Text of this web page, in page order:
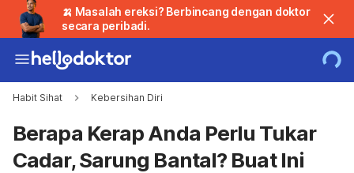
🍌 Masalah ereksi? Berbincang dengan doktor
secara peribadi.
Habit Sihat Kebersihan Diri
Berapa Kerap Anda Perlu Tukar
Cadar, Sarung Bantal? Buat Ini